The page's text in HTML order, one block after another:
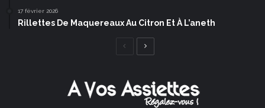
17 février 2026
Rillettes De Maquereaux Au Citron Et À L’aneth
Page